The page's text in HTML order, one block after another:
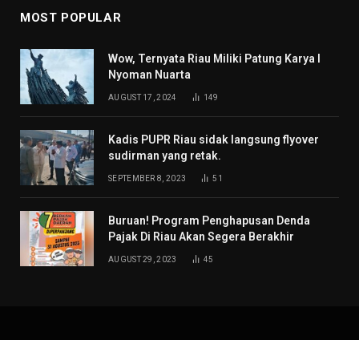
MOST POPULAR
Wow, Ternyata Riau Miliki Patung Karya I
Nyoman Nuarta
AUGUST 17, 2024 149
Kadis PUPR Riau sidak langsung flyover
sudirman yang retak.
SEPTEMBER 8, 2023 51
Buruan! Program Penghapusan Denda
Pajak Di Riau Akan Segera Berakhir
AUGUST 29, 2023 45